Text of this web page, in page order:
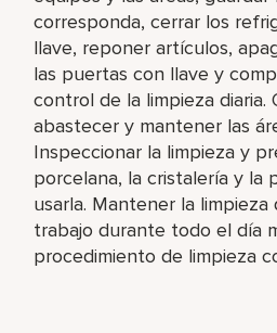
corresponda, cerrar los
llave, reponer artículos,
las puertas con llave y
control de la limpieza diaria.
abastecer y mantener las
Inspeccionar la limpieza y
porcelana, la cristalería y la
usarla. Mantener la limpieza
trabajo durante todo el día
procedimiento de limpieza